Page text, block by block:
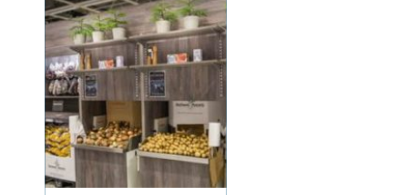
Frågan blir då: hur gör
man en trygg, enkel och
lönsam affär när man
vill